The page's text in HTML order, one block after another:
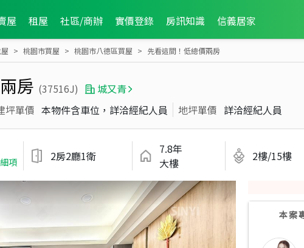
屋 租屋 社區/商辦 實價登錄 房訊知識 信義居家
桃園市買屋 桃園市八德區買屋 先看這間！低總價兩房
房 (37516J)
城又青
坪單價 本物件含車位，詳洽經紀人員 地坪單價 詳洽經紀人員
細項 2房2廳1衛
7.8年
大樓
2樓/15樓
本案